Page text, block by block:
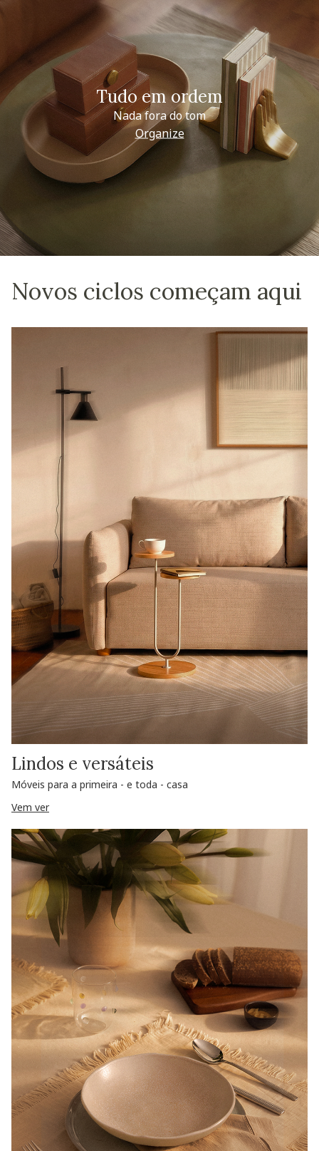
Tudo em ordem
Nada fora do tom
Organize
Novos ciclos começam aqui
Lindos e versáteis
Móveis para a primeira - e toda - casa
Vem ver